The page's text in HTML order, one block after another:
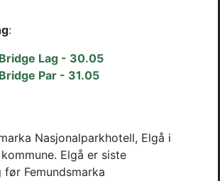
:
Lag - 30.05
Par - 31.05
Nasjonalparkhotell, Elgå i
Elgå er siste
Femundsmarka